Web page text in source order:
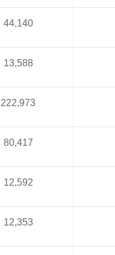
44,140
13,588
222,973
80,417
12,592
12,353